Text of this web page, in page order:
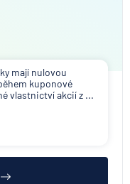
mají nulovou
kuponové
vlastnictví akcií z ...